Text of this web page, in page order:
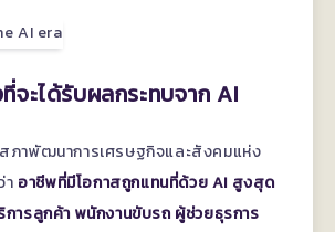
จะได้รับผลกระทบจาก AI
ภาพัฒนาการเศรษฐกิจและสังคมแห่ง
า อาชีพที่มีโอกาสถูกแทนที่ด้วย AI สูงสุด
ารลูกค้า พนักงานขับรถ ผู้ช่วยธุรการ